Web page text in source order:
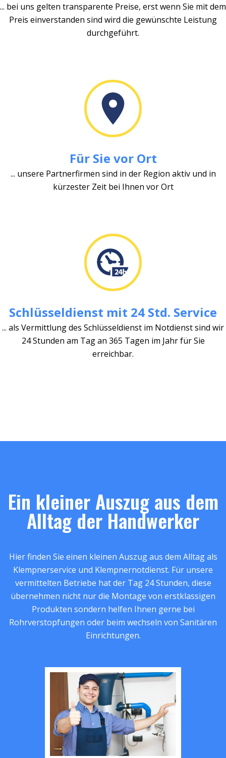
... bei uns gelten transparente Preise, erst wenn Sie mit dem
Preis einverstanden sind wird die gewünschte Leistung
durchgeführt.
Für Sie vor Ort
... unsere Partnerfirmen sind in der Region aktiv und in
kürzester Zeit bei Ihnen vor Ort
Schlüsseldienst mit 24 Std. Service
... als Vermittlung des Schlüsseldienst im Notdienst sind wir
24 Stunden am Tag an 365 Tagen im Jahr für Sie
erreichbar.
Ein kleiner Auszug aus dem
Alltag der Handwerker
Hier finden Sie einen kleinen Auszug aus dem Alltag als
Klempnerservice und Klempnernotdienst. Für unsere
vermittelten Betriebe hat der Tag 24 Stunden, diese
übernehmen nicht nur die Montage von erstklassigen
Produkten sondern helfen Ihnen gerne bei
Rohrverstopfungen oder beim wechseln von Sanitären
Einrichtungen.